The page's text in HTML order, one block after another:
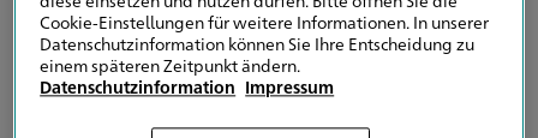
HDI Hauptvertretung Susanne Vogedes
Cookie-Einstellungen für weitere Informationen. In unserer
Datenschutzinformation können Sie Ihre Entscheidung zu
einem späteren Zeitpunkt ändern.
Datenschutzinformation Impressum